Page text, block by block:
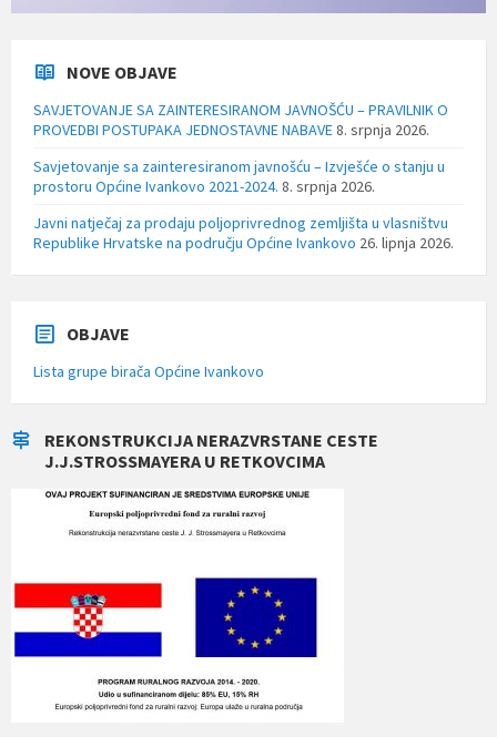
NOVE OBJAVE
SAVJETOVANJE SA ZAINTERESIRANOM JAVNOŠĆU – PRAVILNIK O
PROVEDBI POSTUPAKA JEDNOSTAVNE NABAVE8. srpnja 2026.
Savjetovanje sa zainteresiranom javnošću – Izvješće o stanju u
prostoru Općine Ivankovo 2021-2024. 8. srpnja 2026.
Javni natječaj za prodaju poljoprivrednog zemljišta u vlasništvu
Republike Hrvatske na području Općine Ivankovo 26. lipnja 2026.
OBJAVE
Lista grupe birača Općine Ivankovo
REKONSTRUKCIJA NERAZVRSTANE CESTE
J.J.STROSSMAYERA U RETKOVCIMA